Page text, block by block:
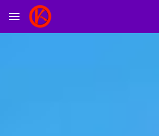
Skip to main content